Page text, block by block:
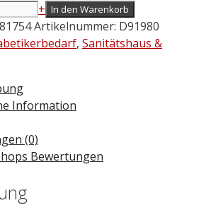
+ In den Warenkorb
Artikelnummer: D91980
, Sanitätshaus &
Information
(0)
Bewertungen